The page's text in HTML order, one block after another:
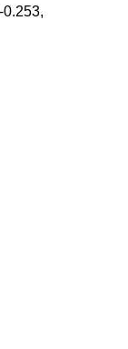
0.253,